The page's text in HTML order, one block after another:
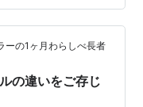
ニックで見られた
います。何か関係
もしていたので、
念は残念です。今
ーの1ヶ月わらしべ長者
の違いをご存じ